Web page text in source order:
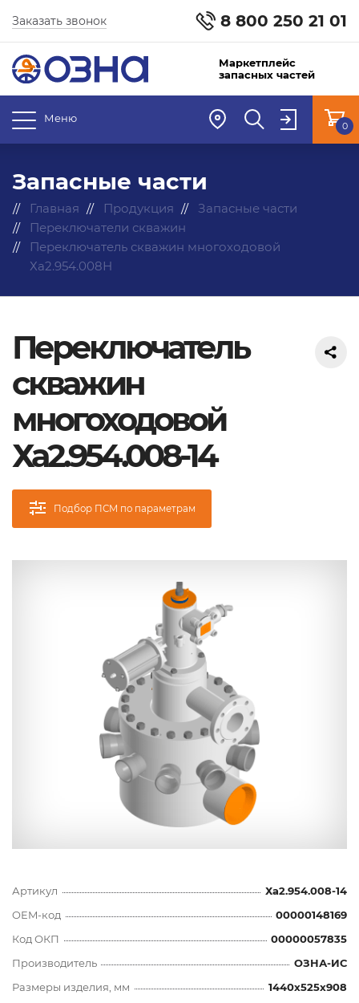
8 800 250 21 01
Заказать звонок
Маркетплейс
запасных частей
Меню
0
Запасные части
Главная Продукция
Запасные части
Переключатели скважин
Переключатель скважин многоходовой
Ха2.954.008Н
Переключатель
скважин
многоходовой
Ха2.954.008-14
Подбор ПСМ по параметрам
Артикул
Ха2.954.008-14
OEM-код
00000148169
Код ОКП
00000057835
Производитель
ОЗНА-ИС
Размеры изделия, мм
1440x525x908